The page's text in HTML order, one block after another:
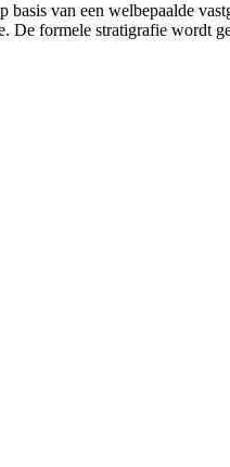
van een welbepaalde
De formele stratigrafie wordt